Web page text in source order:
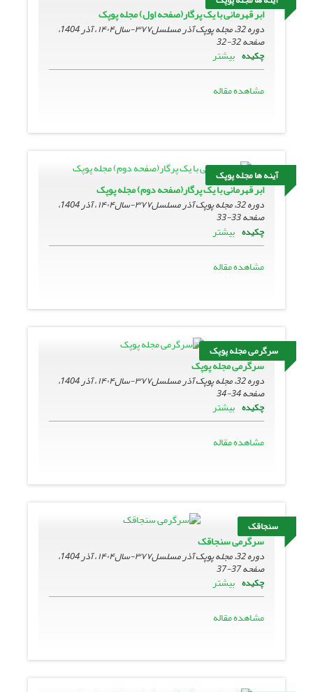
ابر قهرمانی با یک پرگار(صفحه اول) مجله پوپک
دوره 32، مجله پوپک آذر مسلسل۳۷۷-سال۱۴۰۴ ، آذر 1404،
صفحه32-32
چکیده بیشتر
مشاهده مقاله
آینه ها مجله پوپک
ابر قهرمانی با یک پرگار(صفحه دوم) مجله پوپک
دوره 32، مجله پوپک آذر مسلسل۳۷۷-سال۱۴۰۴ ، آذر 1404،
صفحه33-33
چکیده بیشتر
مشاهده مقاله
سرگرمی مجله پوپک
سرگرمی مجله پوپک
دوره 32، مجله پوپک آذر مسلسل۳۷۷-سال۱۴۰۴ ، آذر 1404،
صفحه34-34
چکیده بیشتر
مشاهده مقاله
سنجاقک
سرگرمی سنجاقک
دوره 32، مجله پوپک آذر مسلسل۳۷۷-سال۱۴۰۴ ، آذر 1404،
صفحه37-37
چکیده بیشتر
مشاهده مقاله